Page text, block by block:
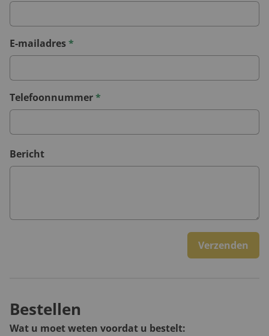
E-mailadres*
Telefoonnummer*
Bericht
Verzenden
Bestellen
Wat u moet weten voordat u bestelt: